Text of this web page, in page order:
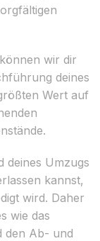
wir dir
deines
Wert auf
deines Umzugs
kannst,
wird. Daher
wie das
den Ab- und